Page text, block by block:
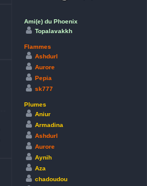
Ami(e) du Phoenix
Topalavakkh
Flammes
Ashdurl
Aurore
Pepia
sk777
Plumes
Aniur
Armadina
Ashdurl
Aurore
Aynih
Aza
chadoudou